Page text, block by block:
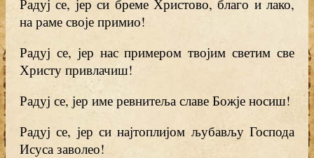
Радуј се, јер си бреме Христово, благо и лако,
на раме своје примио!
Радуј се, јер нас примером твојим светим све
Христу привлачиш!
Радуј се, јер име ревнитеља славе Божје носиш!
Радуј се, јер си најтоплијом љубављу Господа
Исуса заволео!